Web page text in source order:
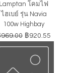
Lamptan โคมไฟ
ไฮเบย์ รุ่น Navia
100w Highbay
คาปกติ ราคาขายลด
฿920.55